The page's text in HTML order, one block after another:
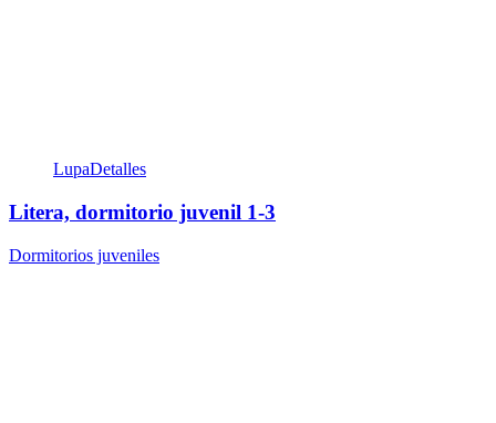
LupaDetalles
Litera, dormitorio juvenil 1-3
Dormitorios juveniles